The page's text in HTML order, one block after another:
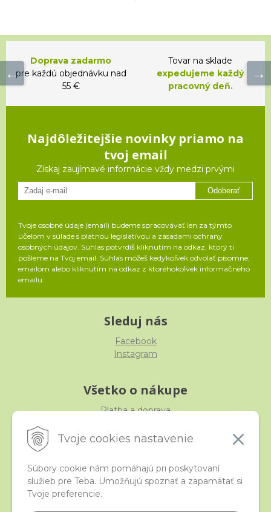
Tvoje cookies nastavenie
Súbory cookie nám pomáhajú pri poskytovaní
služieb pre Teba. Umožňujú spoznať a zapamätať si
Tvoje preferencie.
Doprava zadarmo
pre každú objednávku nad
55 €
Tovar na sklade
expedujeme každý
pracovný deň.
Najdôležitejšie novinky priamo na
tvoj email
Získaj zaujímavé informácie vždy medzi prvými
Odoberať
Tvoje osobné údaje (email) budeme spracovávať len za týmto
účelom v súlade s platnou legislatívou a zásadami ochrany
osobných údajov. Súhlas potvrdíš kliknutím na odkaz, ktorý ti
pošleme na Tvoj email. Súhlas môžeš kedykoľvek odvolať písomne,
emailom alebo kliknutím na odkaz z ktoréhokoľvek informačného
emailu.
Sleduj nás
Facebook
Instagram
Všetko o nákupe
Platba a doprava
Obchodné podmienky
iStraka